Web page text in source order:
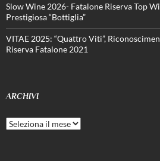
Slow Wine 2026- Fatalone Riserva Top
Prestigiosa “Bottiglia”
VITAE 2025: “Quattro Viti”,
Riserva Fatalone 2021
ARCHIVI
Archivi